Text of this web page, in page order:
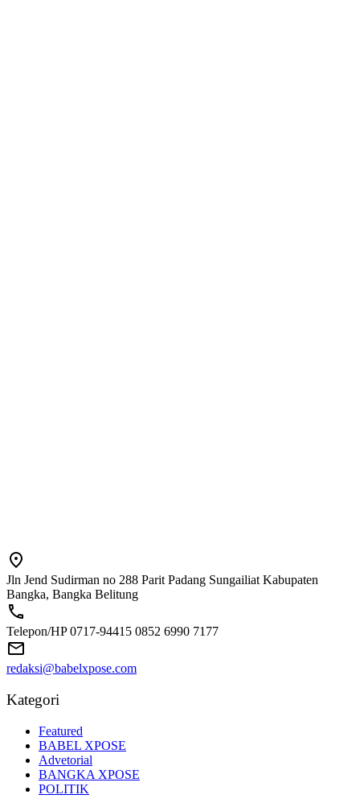
Jln Jend Sudirman no 288 Parit Padang Sungailiat Kabupaten
Bangka, Bangka Belitung
Telepon/HP 0717-94415 0852 6990 7177
redaksi@babelxpose.com
Kategori
Featured
BABEL XPOSE
Advetorial
BANGKA XPOSE
POLITIK